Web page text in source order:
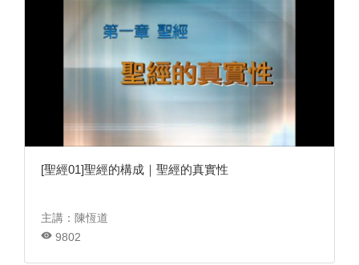
[聖經01]聖經的構成｜聖經的真實性
主講：陳恆道
9802